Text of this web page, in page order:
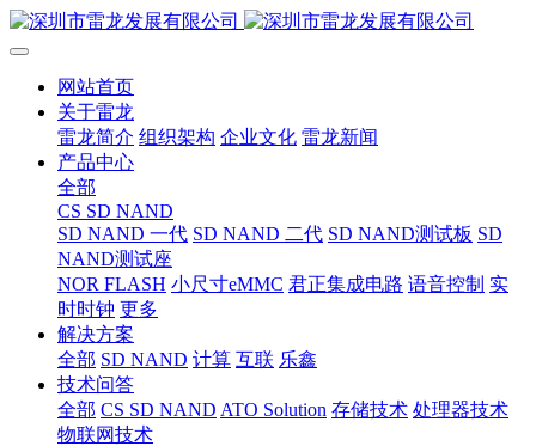
网站首页
关于雷龙
雷龙简介 组织架构 企业文化 雷龙新闻
产品中心
全部
CS SD NAND
SD NAND 一代 SD NAND 二代 SD NAND测试板 SD
NAND测试座
NOR FLASH 小尺寸eMMC 君正集成电路 语音控制 实
时时钟 更多
解决方案
全部 SD NAND 计算 互联 乐鑫
技术问答
全部 CS SD NAND ATO Solution 存储技术 处理器技术
物联网技术